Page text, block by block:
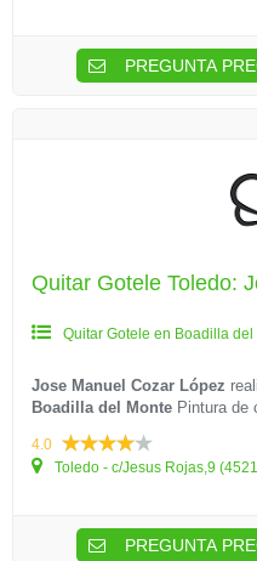
PREGUNTA
Quitar Gotele Toledo:
Quitar Gotele en Boadilla del
Jose Manuel Cozar López
Boadilla del Monte Pintura de
4.0
Toledo - c/Jesus Rojas,9
PREGUNTA